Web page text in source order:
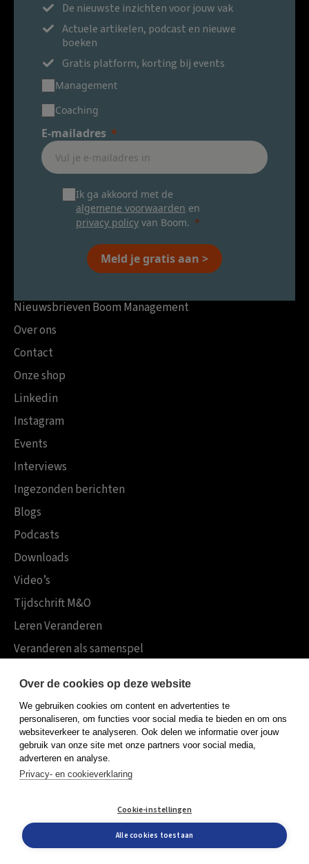
De nieuwste inzichten voor jouw vak
Actuele artikelen, podcast en nieuwe
boeken
Gratis platform, korting bij events
Management
Coaching
E-mailadres
Ik ga akkoord met de
algemene voorwaarden en
privacy policy van Boom.
Meld je gratis aan >
Nieuwsbrieven Boom Management
Over ons
Contact
Onze shop
Linkedin
Instagram
Events
Interviews
Ingezonden berichten
Blogs
Podcasts
Downloads
Video’s
Tijdschrift M&O
Leren Veranderen
Veranderen als samenspel
Koninklijke Boom uitgevers
Boom Psychologie
Boom Hoger Onderwijs
Privacy policy
Cookieverklaring
© Boom uitgevers 2026
Over de cookies op deze website
We gebruiken cookies om content en advertenties te
personaliseren, om functies voor social media te bieden en om ons
websiteverkeer te analyseren. Ook delen we informatie over jouw
gebruik van onze site met onze partners voor social media,
adverteren en analyse.
Privacy- en cookieverklaring
Cookie-instellingen
Alle cookies toestaan